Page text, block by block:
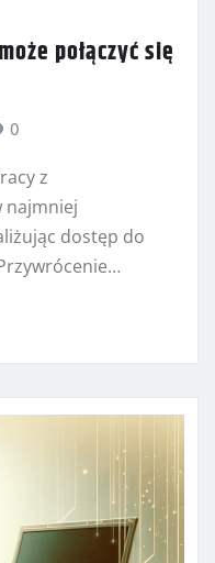
połączyć się
0
z
najmniej
dostęp do